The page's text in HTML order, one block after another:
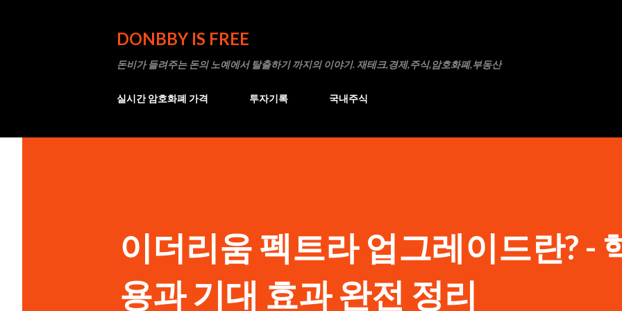
DONBBY IS FREE
돈비가 들려주는 돈의 노예에서 탈출하기 까지의 이야기. 재테크,경제,주식,암호화폐,부동산
실시간 암호화폐 가격 투자기록 국내주식
이더리움 펙트라 업그레이드란? -
용과 기대 효과 완전 정리